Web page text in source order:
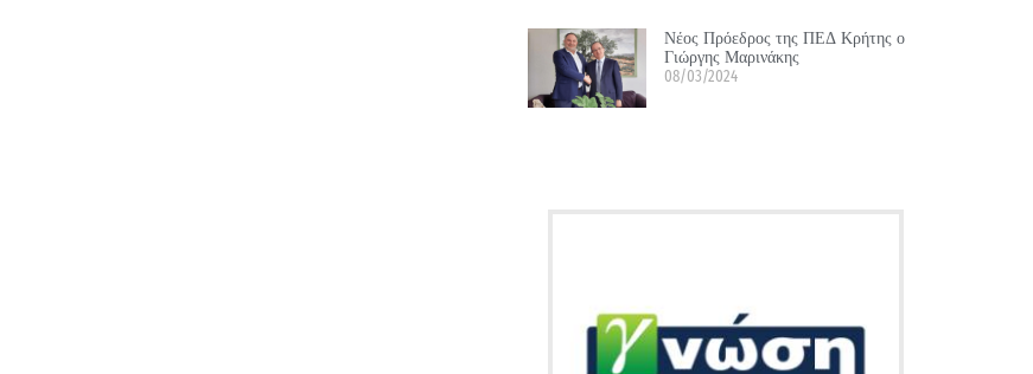
Νέος Πρόεδρος της ΠΕΔ Κρήτης ο
Γιώργης Μαρινάκης
08/03/2024